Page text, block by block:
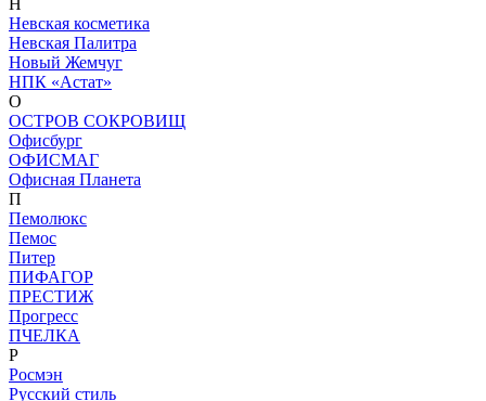
Н
Невская косметика
Невская Палитра
Новый Жемчуг
НПК «Астат»
О
ОСТРОВ СОКРОВИЩ
Офисбург
ОФИСМАГ
Офисная Планета
П
Пемолюкс
Пемос
Питер
ПИФАГОР
ПРЕСТИЖ
Прогресс
ПЧЕЛКА
Р
Росмэн
Русский стиль